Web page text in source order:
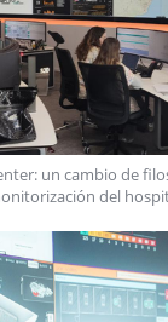
un cambio de
del